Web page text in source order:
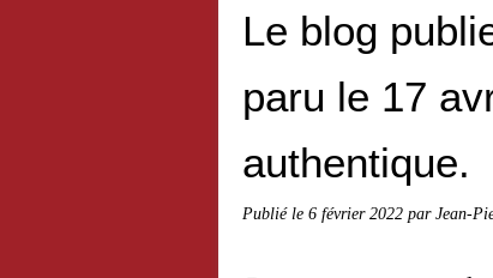
Le blog
paru le 17
authentique.
Publié le 6 février 2022 par Jean-